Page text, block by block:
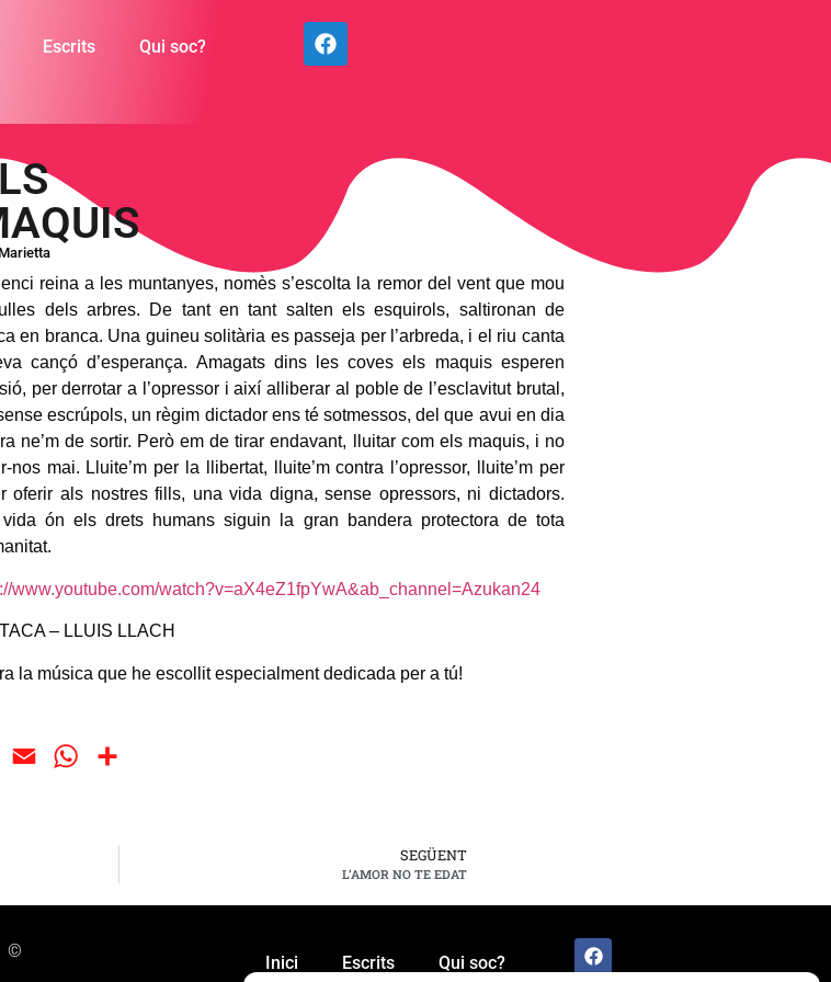
Escrits Qui soc?
reina a les muntanyes, nomès s’escolta la remor del vent que mou
dels arbres. De tant en tant salten els esquirols, saltironan de
en branca. Una guineu solitària es passeja per l’arbreda, i el riu canta
cançó d’esperança. Amagats dins les coves els maquis esperen
per derrotar a l’opressor i així alliberar al poble de l’esclavitut brutal,
escrúpols, un règim dictador ens té sotmessos, del que avui en dia
ne’m de sortir. Però em de tirar endavant, lluitar com els maquis, i no
nos mai. Lluite’m per la llibertat, lluite’m contra l’opressor, lluite’m per
oferir als nostres fills, una vida digna, sense opressors, ni dictadors.
ón els drets humans siguin la gran bandera protectora de tota
www.youtube.com/watch?v=aX4eZ1fpYwA&ab_channel=Azukan24
– LLUIS LLACH
la música que he escollit especialment dedicada per a tú!
Facebook
Email WhatsApp
SEGÜENT
L’AMOR NO TE EDAT
©
Inici Escrits Qui soc?